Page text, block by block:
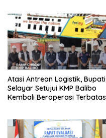
Atasi Antrean Logistik, Bupati
Selayar Setujui KMP Balibo
Kembali Beroperasi Terbatas